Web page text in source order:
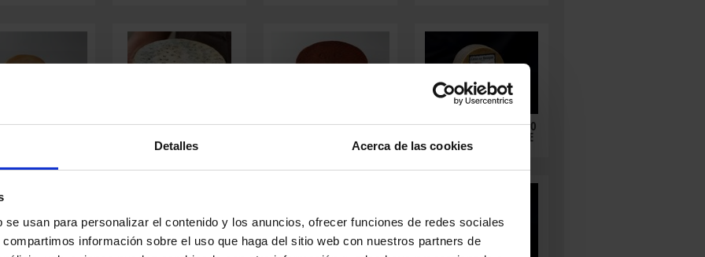
Detalles Acerca de las cookies
usan para personalizar el contenido y los anuncios, ofrecer funciones de redes sociales
información sobre el uso que haga del sitio web con nuestros partners de
DOP KRAFTKAR MAJORERO DOP CURADO MANCHEGO DOP ARTESANO
AÑEJO - CASA DEL BOSQUE
+ info